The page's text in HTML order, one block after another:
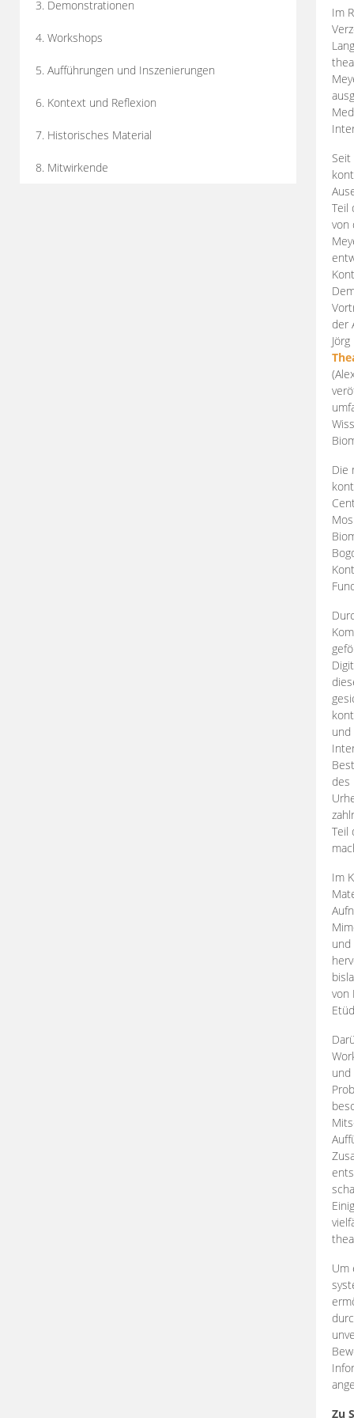
3. Demonstrationen
4. Workshops
5. Aufführungen und Inszenierungen
6. Kontext und Reflexion
7. Historisches Material
8. Mitwirkende
Im
Teil
von
der
Die
des
Teil
Im
und
von
und
Um
Zu